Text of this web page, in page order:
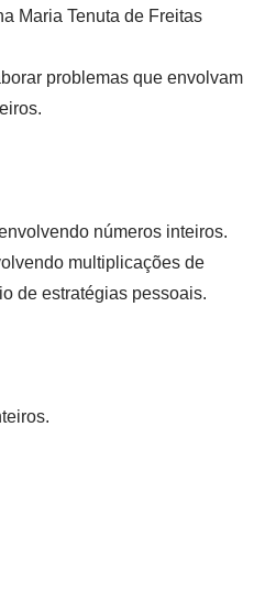
Maria Tenuta de Freitas
problemas que envolvam
números inteiros.
multiplicações de
de estratégias pessoais.